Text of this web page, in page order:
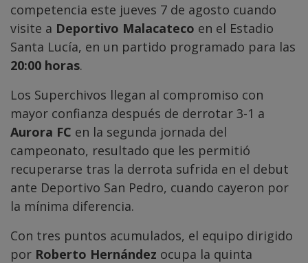
competencia este jueves 7 de agosto cuando
visite a Deportivo Malacateco en el Estadio
Santa Lucía, en un partido programado para las
20:00 horas.
Los Superchivos llegan al compromiso con
mayor confianza después de derrotar 3-1 a
Aurora FC en la segunda jornada del
campeonato, resultado que les permitió
recuperarse tras la derrota sufrida en el debut
ante Deportivo San Pedro, cuando cayeron por
la mínima diferencia.
Con tres puntos acumulados, el equipo dirigido
por Roberto Hernández ocupa la quinta